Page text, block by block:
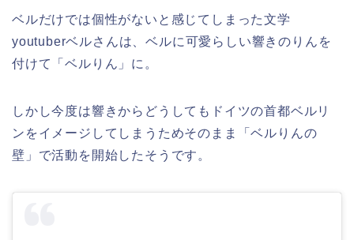
ベルだけでは個性がないと感じてしまった文学
youtuberベルさんは、ベルに可愛らしい響きのりんを
付けて「ベルりん」に。
しかし今度は響きからどうしてもドイツの首都ベルリ
ンをイメージしてしまうためそのまま「ベルりんの
壁」で活動を開始したそうです。